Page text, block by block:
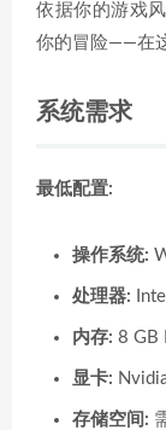
依据你的游戏
你的冒险——在
系统需求
最低配置:
操作系统:
处理器:
内存: 8 GB
显卡:
存储空间: